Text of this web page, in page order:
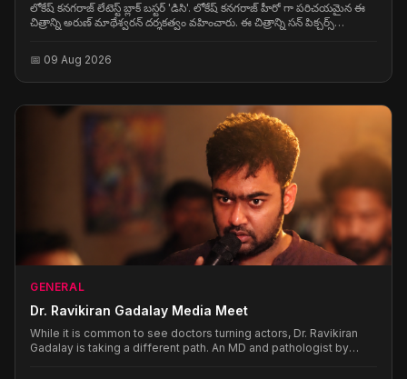
లోకేష్ కనగరాజ్ లేటెస్ట్ బ్లాక్ బస్టర్ 'డిసి'. లోకేష్ కనగరాజ్ హీరో గా పరిచయమైన ఈ
చిత్రాన్ని అరుణ్ మాథేశ్వరన్ దర్శకత్వం వహించారు. ఈ చిత్రాన్ని సన్ పిక్చర్స్
గ్రాండ్ గా విడుదలై అద్భుతమైన రెస్పాన్స్ తో ఘన విజయాన్ని అందుకుంది. ఈ
సందర్భంగా మేకర్స్ ప్రెస్ మీట్ నిర్మించారు.
📅 09 Aug 2026
GENERAL
Dr. Ravikiran Gadalay Media Meet
While it is common to see doctors turning actors, Dr. Ravikiran
Gadalay is taking a different path. An MD and pathologist by